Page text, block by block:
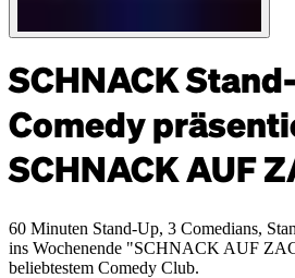
SCHNACK
Comedy
SCHNACK AUF
60 Minuten Stand-Up, 3 Comedians,
ins Wochenende "SCHNACK AUF
beliebtestem Comedy Club.